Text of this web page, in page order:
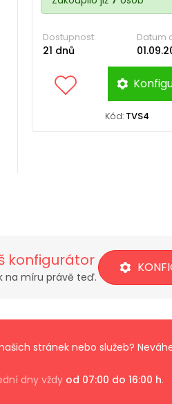
Dostupnost:
21 dnů
Datum
Kód: TVS4
konfigurátor
na míru právě teď.
stránek nebo služeb?
dny vždy od 07:00 do 16:00 h.